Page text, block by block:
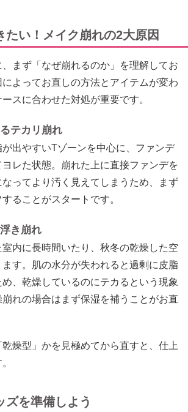
たい！メイク崩れの2大原因
まず「なぜ崩れるのか」を理解してお
よってお直しの方法とアイテムが変わ
スに合わせた対処が重要です。
テカリ崩れ
出やすいTゾーンを中心に、ファンデ
レた状態。崩れた上に直接ファンデを
ってより汚く見えてしまうため、まず
ることがスタートです。
き崩れ
内に長時間いたり、秋冬の乾燥した空
す。肌の水分が失われると過剰に皮脂
、乾燥しているのにテカるという現象
れの場合はまず保湿を補うことがお直
乾燥型」かを見極めてから直すと、仕上
ズを準備しよう